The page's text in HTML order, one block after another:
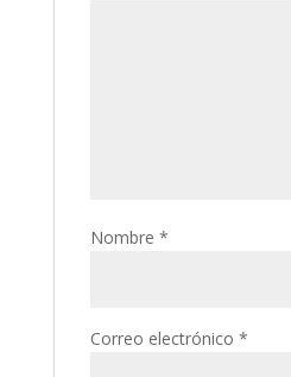
Nombre *
Correo electrónico *